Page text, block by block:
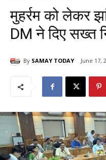
मुहर्रम को लेकर
DM ने दिए सख्त
By SAMAY TODAY June 17,